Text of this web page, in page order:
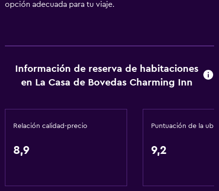
opción adecuada para tu viaje.
Información de reserva de habitaciones
en La Casa de Bovedas Charming Inn
Relación calidad-precio
8,9
Puntuación de la
9,2